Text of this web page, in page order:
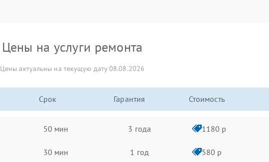
Цены на услуги ремонта
Цены актуальны на текущую дату 08.08.2026
Срок Гарантия Стоимость
50 мин 3 года 1180 р
30 мин 1 год 580 р